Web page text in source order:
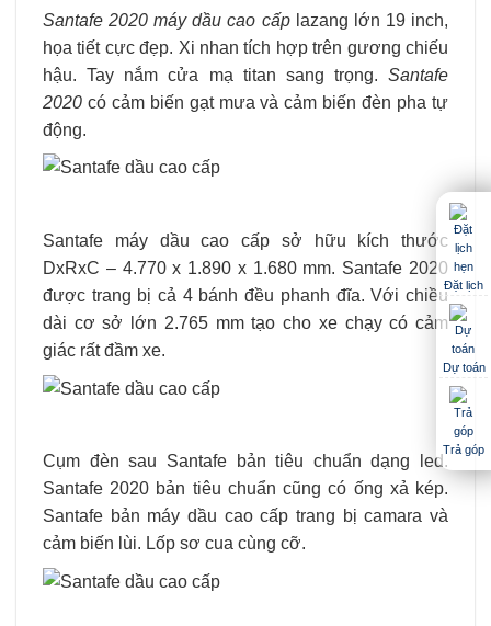
Santafe 2020 máy dầu cao cấp lazang lớn 19 inch,
họa tiết cực đẹp. Xi nhan tích hợp trên gương chiếu
hậu. Tay nắm cửa mạ titan sang trọng. Santafe
2020 có cảm biến gạt mưa và cảm biến đèn pha tự
động.
Santafe máy dầu cao cấp sở hữu kích thước
DxRxC – 4.770 x 1.890 x 1.680 mm. Santafe 2020
được trang bị cả 4 bánh đều phanh đĩa. Với chiều
dài cơ sở lớn 2.765 mm tạo cho xe chạy có cảm
giác rất đầm xe.
Cụm đèn sau Santafe bản tiêu chuẩn dạng led.
Santafe 2020 bản tiêu chuẩn cũng có ống xả kép.
Santafe bản máy dầu cao cấp trang bị camara và
cảm biến lùi. Lốp sơ cua cùng cỡ.
Đặt lịch
Dự toán
Trả góp